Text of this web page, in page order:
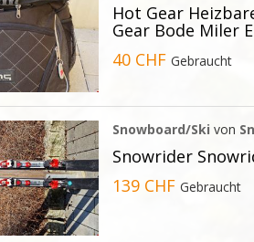
Hot Gear
Gear Bode Miler
40 CHFGebraucht
Snowboard/Ski von
Snowrider
139 CHFGebraucht